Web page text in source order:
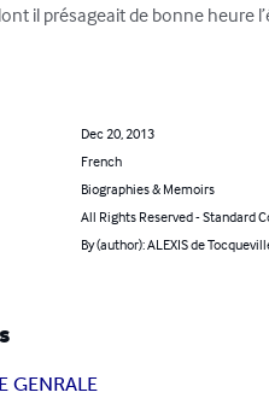
il présageait de bonne heure
Dec 20, 2013
French
Biographies & Memoirs
All Rights Reserved - Standard
By (author): ALEXIS de
GENRALE